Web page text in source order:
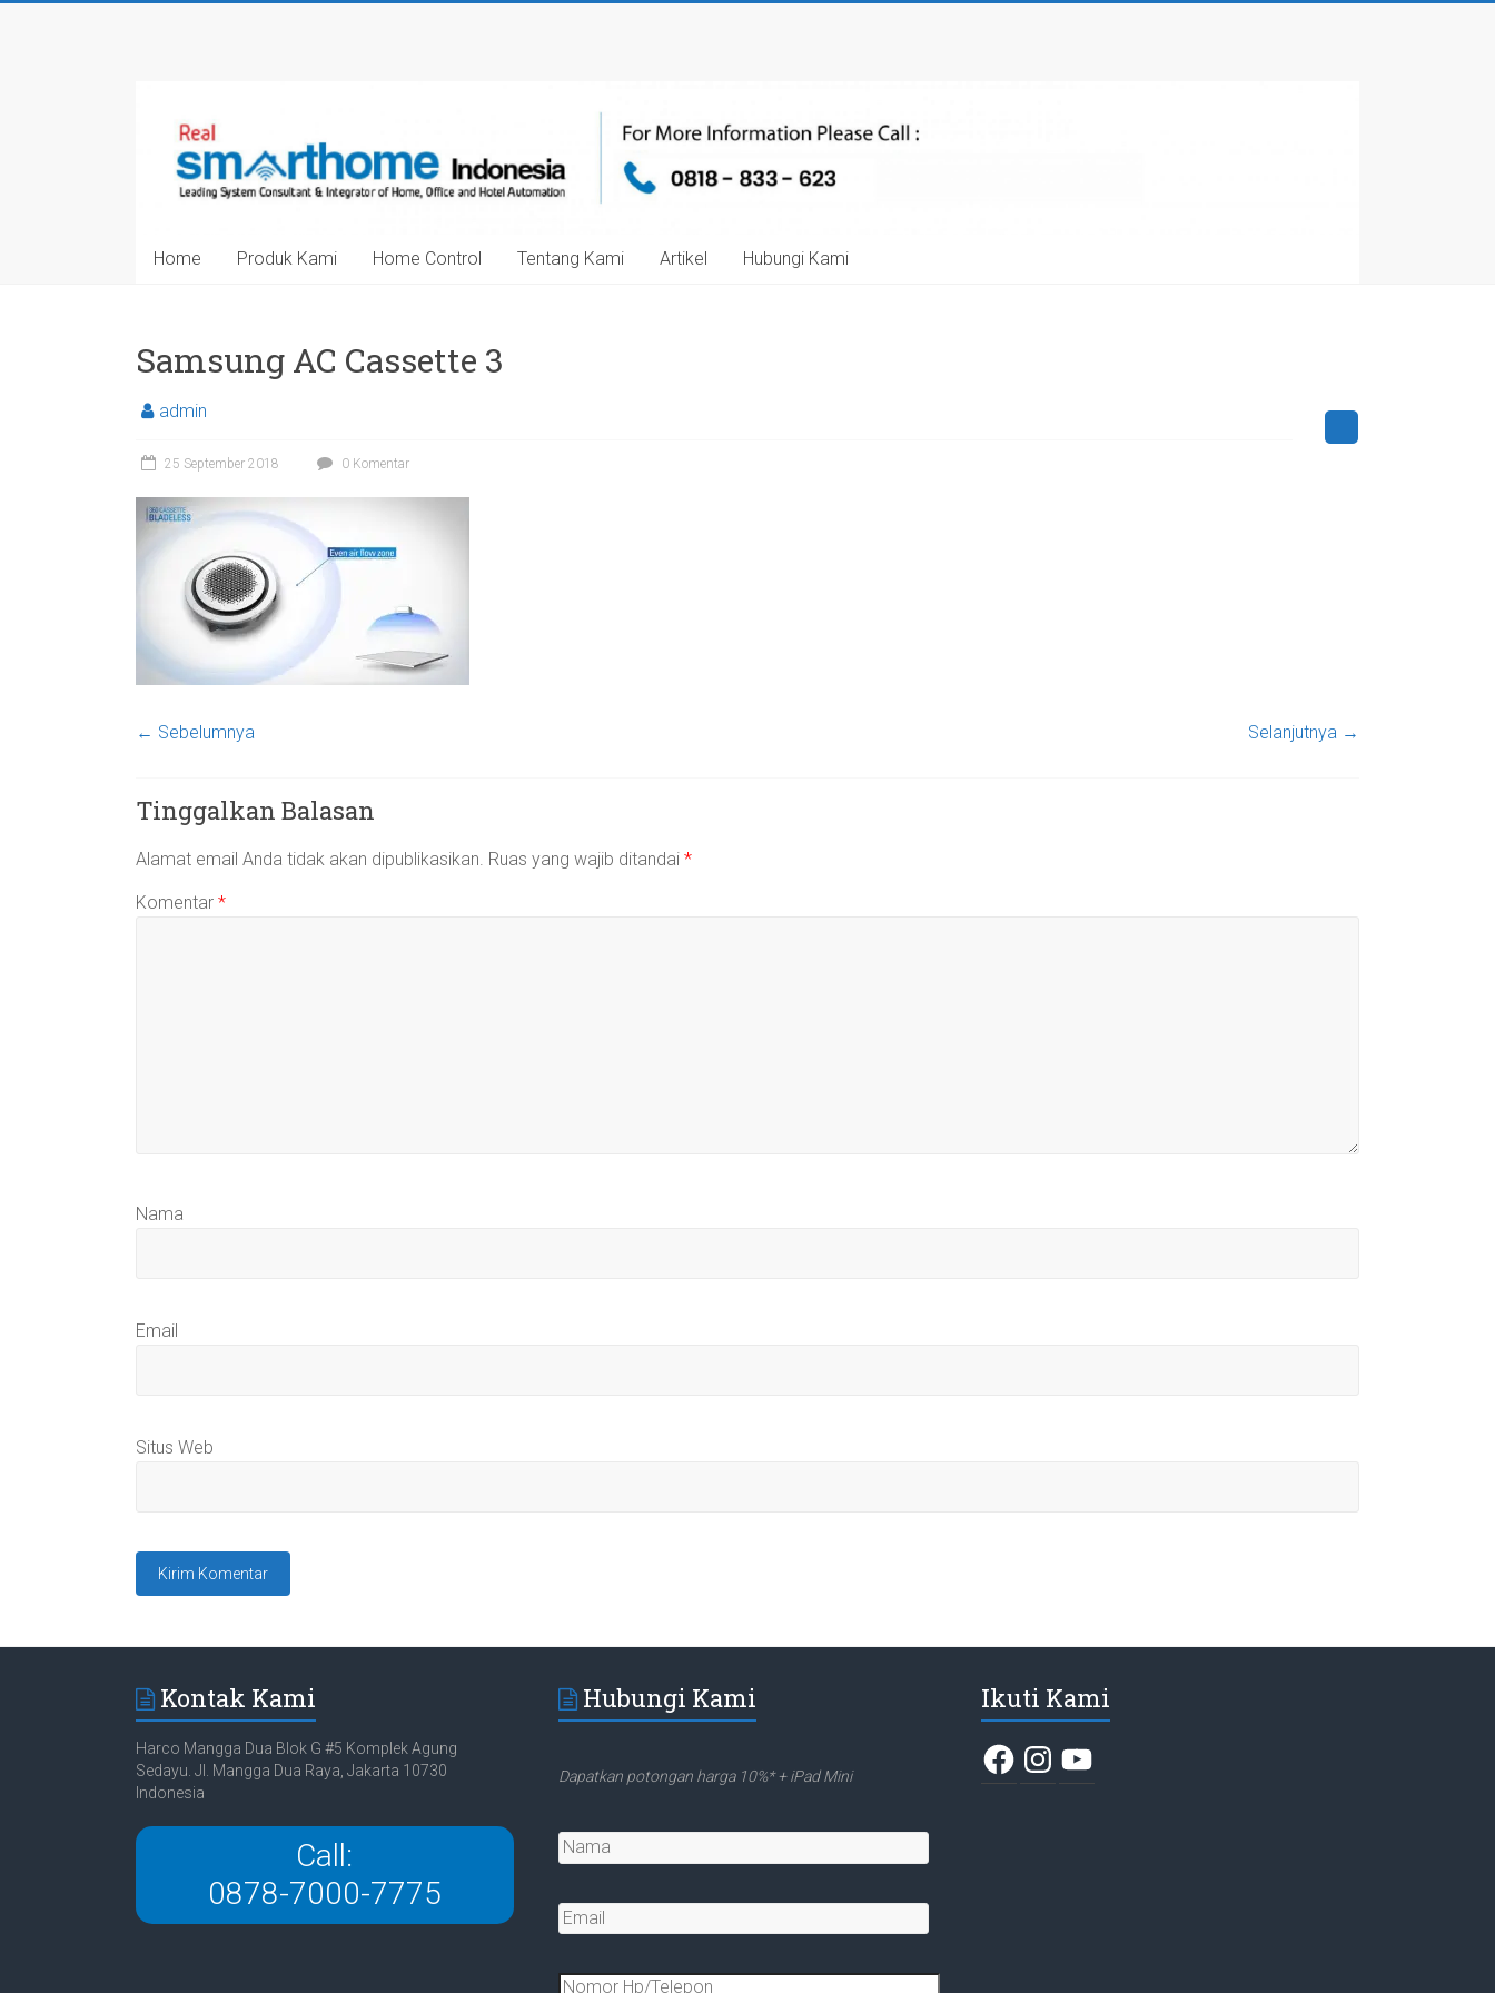
Indonesia
Leading
System
Consultant
Integrator
and
Automation
Home Produk Kami Home Control Tentang Kami Artikel Hubungi Kami
Samsung AC Cassette 3
admin
25 September 2018 0 Komentar
← Sebelumnya Selanjutnya →
Tinggalkan Balasan
Alamat email Anda tidak akan dipublikasikan. Ruas yang wajib ditandai *
Komentar *
Nama
Email
Situs Web
Kontak Kami
Harco Mangga Dua Blok G #5 Komplek Agung
Sedayu. Jl. Mangga Dua Raya, Jakarta 10730
Indonesia
Call:
0878-7000-7775
Hubungi Kami
Dapatkan potongan harga 10%* + iPad Mini
Ikuti Kami
FacebookInstagram
YouTube